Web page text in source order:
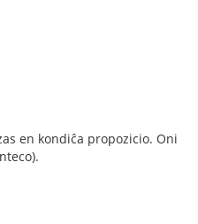
en kondiĉa propozicio. Oni